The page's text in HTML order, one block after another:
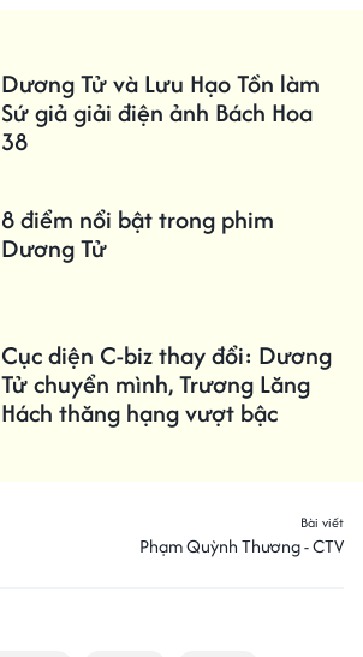
Dương Tử và Lưu Hạo Tồn làm
Sứ giả giải điện ảnh Bách Hoa
38
8 điểm nổi bật trong phim
Dương Tử
Cục diện C-biz thay đổi: Dương
Tử chuyển mình, Trương Lăng
Hách thăng hạng vượt bậc
Bài viết
Phạm Quỳnh Thương - CTV